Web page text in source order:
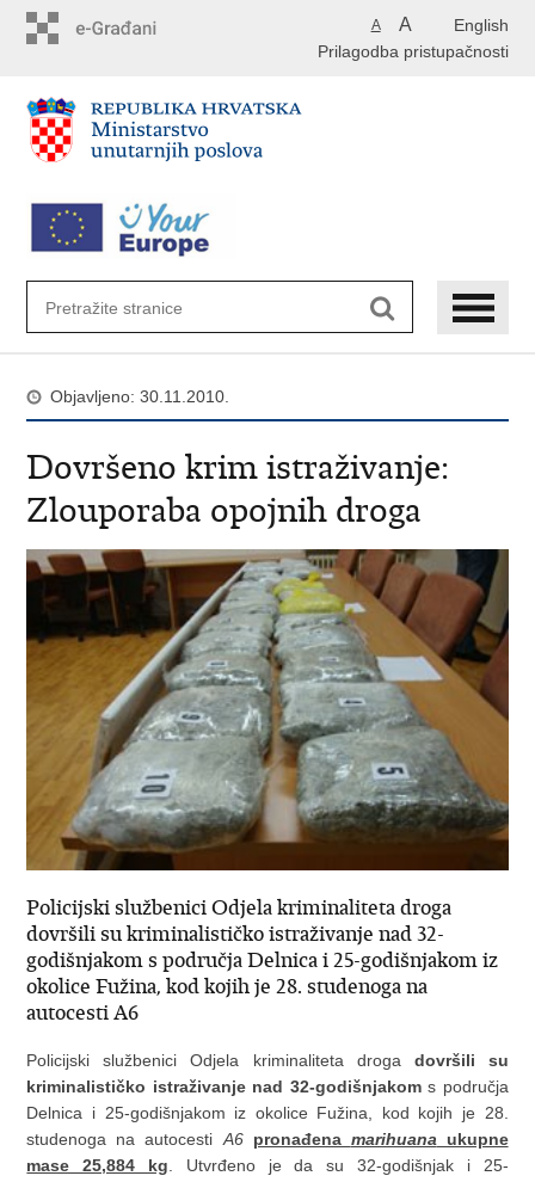
English
A A
Prilagodba pristupačnosti
Objavljeno: 30.11.2010.
Dovršeno krim istraživanje:
Zlouporaba opojnih droga
Policijski službenici Odjela kriminaliteta droga
dovršili su kriminalističko istraživanje nad 32-
godišnjakom s područja Delnica i 25-godišnjakom iz
okolice Fužina, kod kojih je 28. studenoga na
autocesti A6
Policijski službenici Odjela kriminaliteta droga dovršili su
kriminalističko istraživanje nad 32-godišnjakoms područja
Delnica i 25-godišnjakom iz okolice Fužina, kod kojih je 28.
studenoga na autocesti A6 pronađena marihuana ukupne
mase 25,884 kg . Utvrđeno je da su 32-godišnjak i 25-